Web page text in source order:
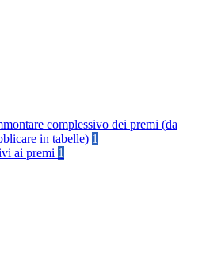
complessivo dei premi (da
in tabelle) 1
ai premi 1